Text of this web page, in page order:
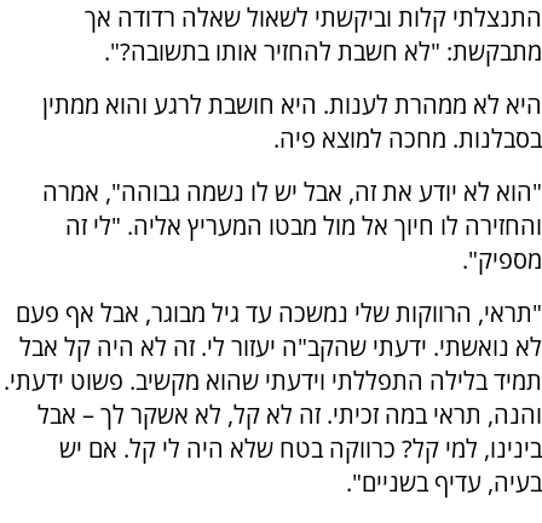
התנצלתי קלות וביקשתי לשאול שאלה רדודה אך
מתבקשת: "לא חשבת להחזיר אותו בתשובה?".
היא לא ממהרת לענות. היא חושבת לרגע והוא ממתין
בסבלנות. מחכה למוצא פיה.
"הוא לא יודע את זה, אבל יש לו נשמה גבוהה", אמרה
והחזירה לו חיוך אל מול מבטו המעריץ אליה. "לי זה
מספיק".
"תראי, הרווקות שלי נמשכה עד גיל מבוגר, אבל אף פעם
לא נואשתי. ידעתי שהקב"ה יעזור לי. זה לא היה קל אבל
תמיד בלילה התפללתי וידעתי שהוא מקשיב. פשוט ידעתי.
והנה, תראי במה זכיתי. זה לא קל, לא אשקר לך – אבל
בינינו, למי קל? כרווקה בטח שלא היה לי קל. אם יש
בעיה, עדיף בשניים".